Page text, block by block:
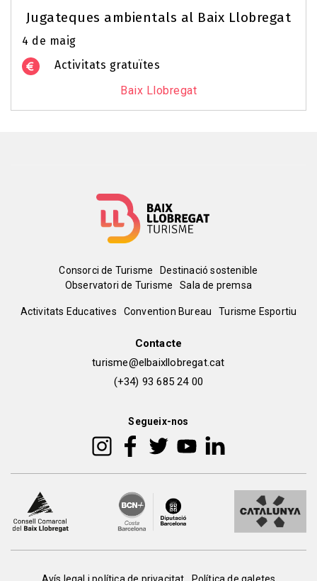
Jugateques ambientals al Baix Llobregat
4 de maig
Activitats gratuïtes
Baix Llobregat
Menú
del
Consorci de Turisme
Destinació sostenible
Observatori de Turisme
Sala de premsa
Peu
Activitats Educatives Convention Bureau Turisme Esportiu
Contacte
turisme@elbaixllobregat.cat
(+34) 93 685 24 00
Segueix-nos
Avís legal i política de privacitat Política de galetes